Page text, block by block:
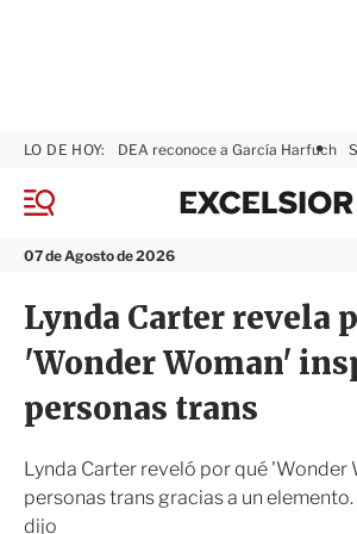
M
n
07 de Agosto de 2026
LO DE HOY: DEA reconoce a García Harfuch
x
i
Lynda Carter revela
'Wonder Woman'
personas trans
Lynda Carter reveló por qué 'Wonder
personas trans gracias a un
dijo